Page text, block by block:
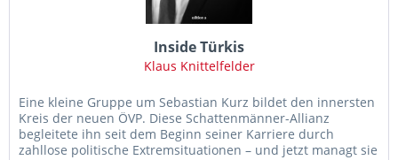
Inside Türkis
Klaus Knittelfelder
Eine kleine Gruppe um Sebastian Kurz bildet den innersten
Kreis der neuen ÖVP. Diese Schattenmänner-Allianz
begleitete ihn seit dem Beginn seiner Karriere durch
zahllose politische Extremsituationen – und jetzt managt sie